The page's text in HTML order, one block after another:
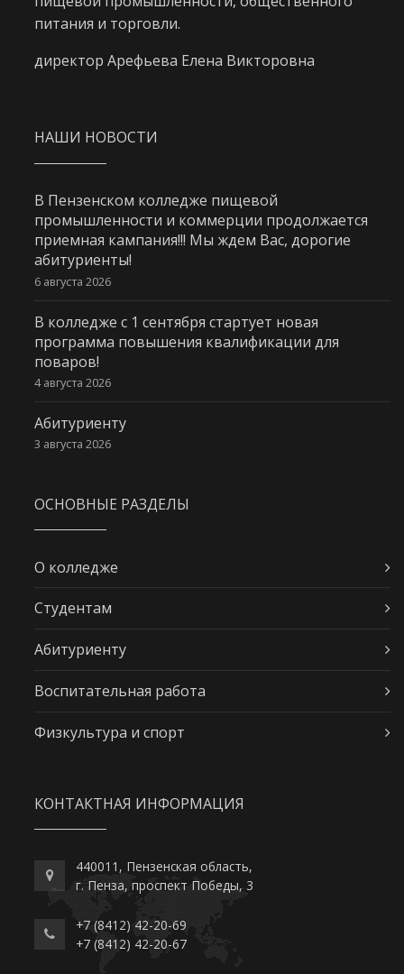
питания и торговли.
директор Арефьева Елена Викторовна
НАШИ НОВОСТИ
В Пензенском колледже пищевой
промышленности и коммерции продолжается
приемная кампания!!! Мы ждем Вас, дорогие
абитуриенты!
6 августа 2026
В колледже с 1 сентября стартует новая
программа повышения квалификации для
поваров!
4 августа 2026
Абитуриенту
3 августа 2026
ОСНОВНЫЕ РАЗДЕЛЫ
О колледже
Студентам
Абитуриенту
Воспитательная работа
Физкультура и спорт
КОНТАКТНАЯ ИНФОРМАЦИЯ
440011, Пензенская область,
г. Пенза, проспект Победы, 3
+7 (8412) 42-20-69
+7 (8412) 42-20-67